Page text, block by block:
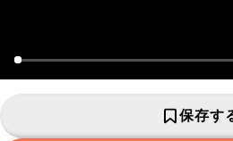
保存す